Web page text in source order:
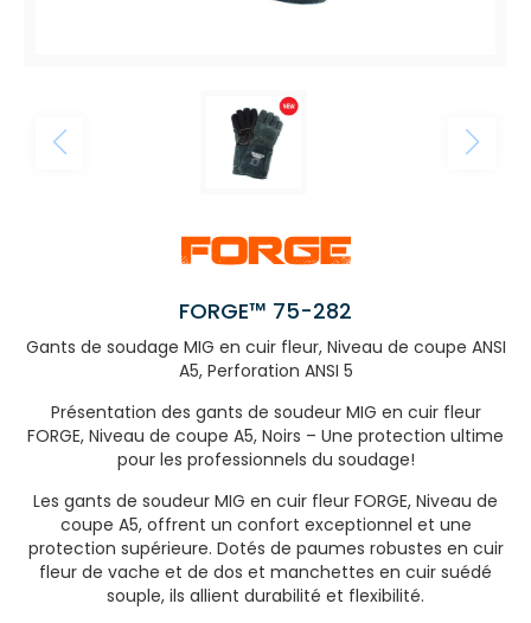
FORGE™ 75-282
Gants de soudage MIG en cuir fleur, Niveau de coupe ANSI
A5, Perforation ANSI 5
Présentation des gants de soudeur MIG en cuir fleur
FORGE, Niveau de coupe A5, Noirs – Une protection ultime
pour les professionnels du soudage!
Les gants de soudeur MIG en cuir fleur FORGE, Niveau de
coupe A5, offrent un confort exceptionnel et une
protection supérieure. Dotés de paumes robustes en cuir
fleur de vache et de dos et manchettes en cuir suédé
souple, ils allient durabilité et flexibilité.